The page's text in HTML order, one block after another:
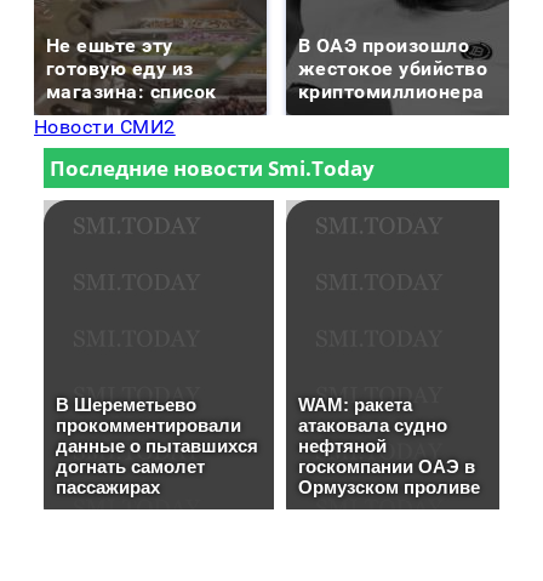
Не ешьте эту
готовую еду из
магазина: список
В ОАЭ произошло
жестокое убийство
криптомиллионера
Новости СМИ2